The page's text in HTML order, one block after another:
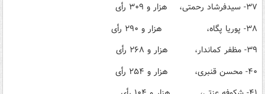
۳۷- سیدفرشاد رحمتی، هزار و ۳۰۹ رأی
۳۸- پوریا پگاه، هزار و ۲۹۰ رأی
۳۹- مظفر کماندار، هزار و ۲۶۸ رأی
۴۰- محسن قنبری، هزار و ۲۵۴ رأی